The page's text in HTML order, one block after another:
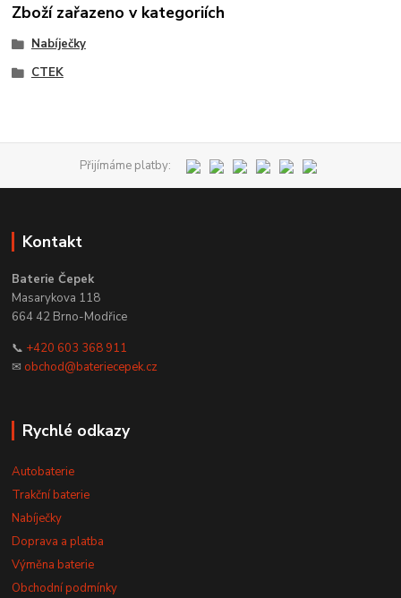
Zboží zařazeno v kategoriích
Nabíječky
CTEK
Přijímáme platby:
Kontakt
Baterie Čepek
Masarykova 118
664 42 Brno-Modřice
📞 +420 603 368 911
✉ obchod@bateriecepek.cz
Rychlé odkazy
Autobaterie
Trakční baterie
Nabíječky
Doprava a platba
Výměna baterie
Obchodní podmínky